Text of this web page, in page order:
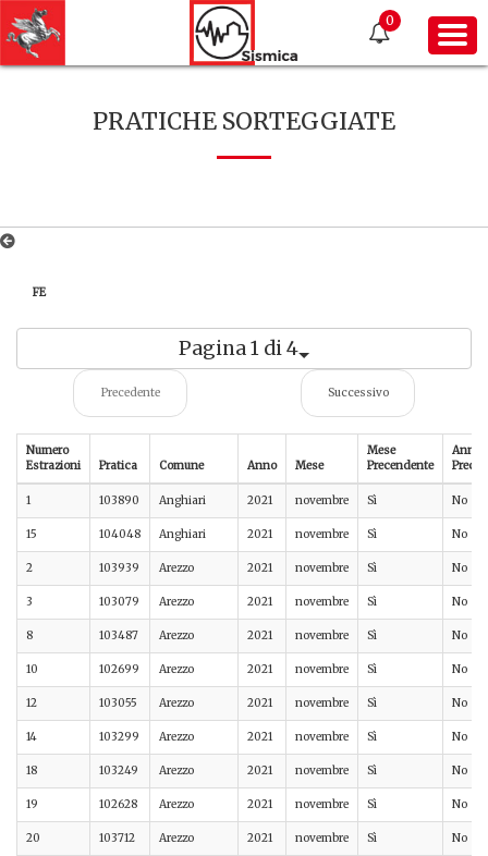
0
PRATICHE SORTEGGIATE
FE
Pagina 1 di 4
Precedente Successivo
Numero
Estrazioni
Pratica Comune Anno Mese
Mese
Precendente
Anno
1 103890 Anghiari 2021 novembre Sì No
15 104048 Anghiari 2021 novembre Sì No
2 103939 Arezzo 2021 novembre Sì No
3 103079 Arezzo 2021 novembre Sì No
8 103487 Arezzo 2021 novembre Sì No
10 102699 Arezzo 2021 novembre Sì No
12 103055 Arezzo 2021 novembre Sì No
14 103299 Arezzo 2021 novembre Sì No
18 103249 Arezzo 2021 novembre Sì No
19 102628 Arezzo 2021 novembre Sì No
20 103712 Arezzo 2021 novembre Sì No